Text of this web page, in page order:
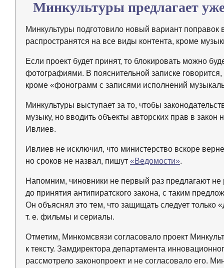
Минкультуры предлагает
Минкультуры подготовило новый вариант поправок
распространятся на все виды контента, кроме
Если проект будет принят, то блокировать можно
фотографиями. В пояснительной записке
кроме «фонограмм с записями исполнений
Минкультуры выступает за то, чтобы
музыку, но вводить объекты авторских прав в
Ивлиев.
Ивлиев не исключил, что министерство вскоре
но сроков не назвал, пишут «Ведомости».
Напомним, чиновники не первый раз предлагают не
до принятия антипиратского закона, с таким
Он объяснял это тем, что защищать следует только
т. е. фильмы и сериалы.
Отметим, Минкомсвязи согласовало проект
к тексту. Замдиректора департамента
рассмотрело законопроект и не согласовало его.